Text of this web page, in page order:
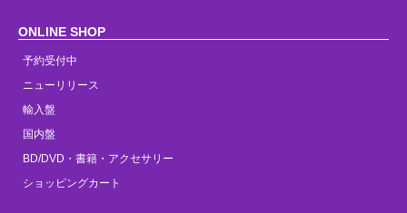
ONLINE SHOP
予約受付中
ニューリリース
輸入盤
国内盤
BD/DVD・書籍・アクセサリー
ショッピングカート